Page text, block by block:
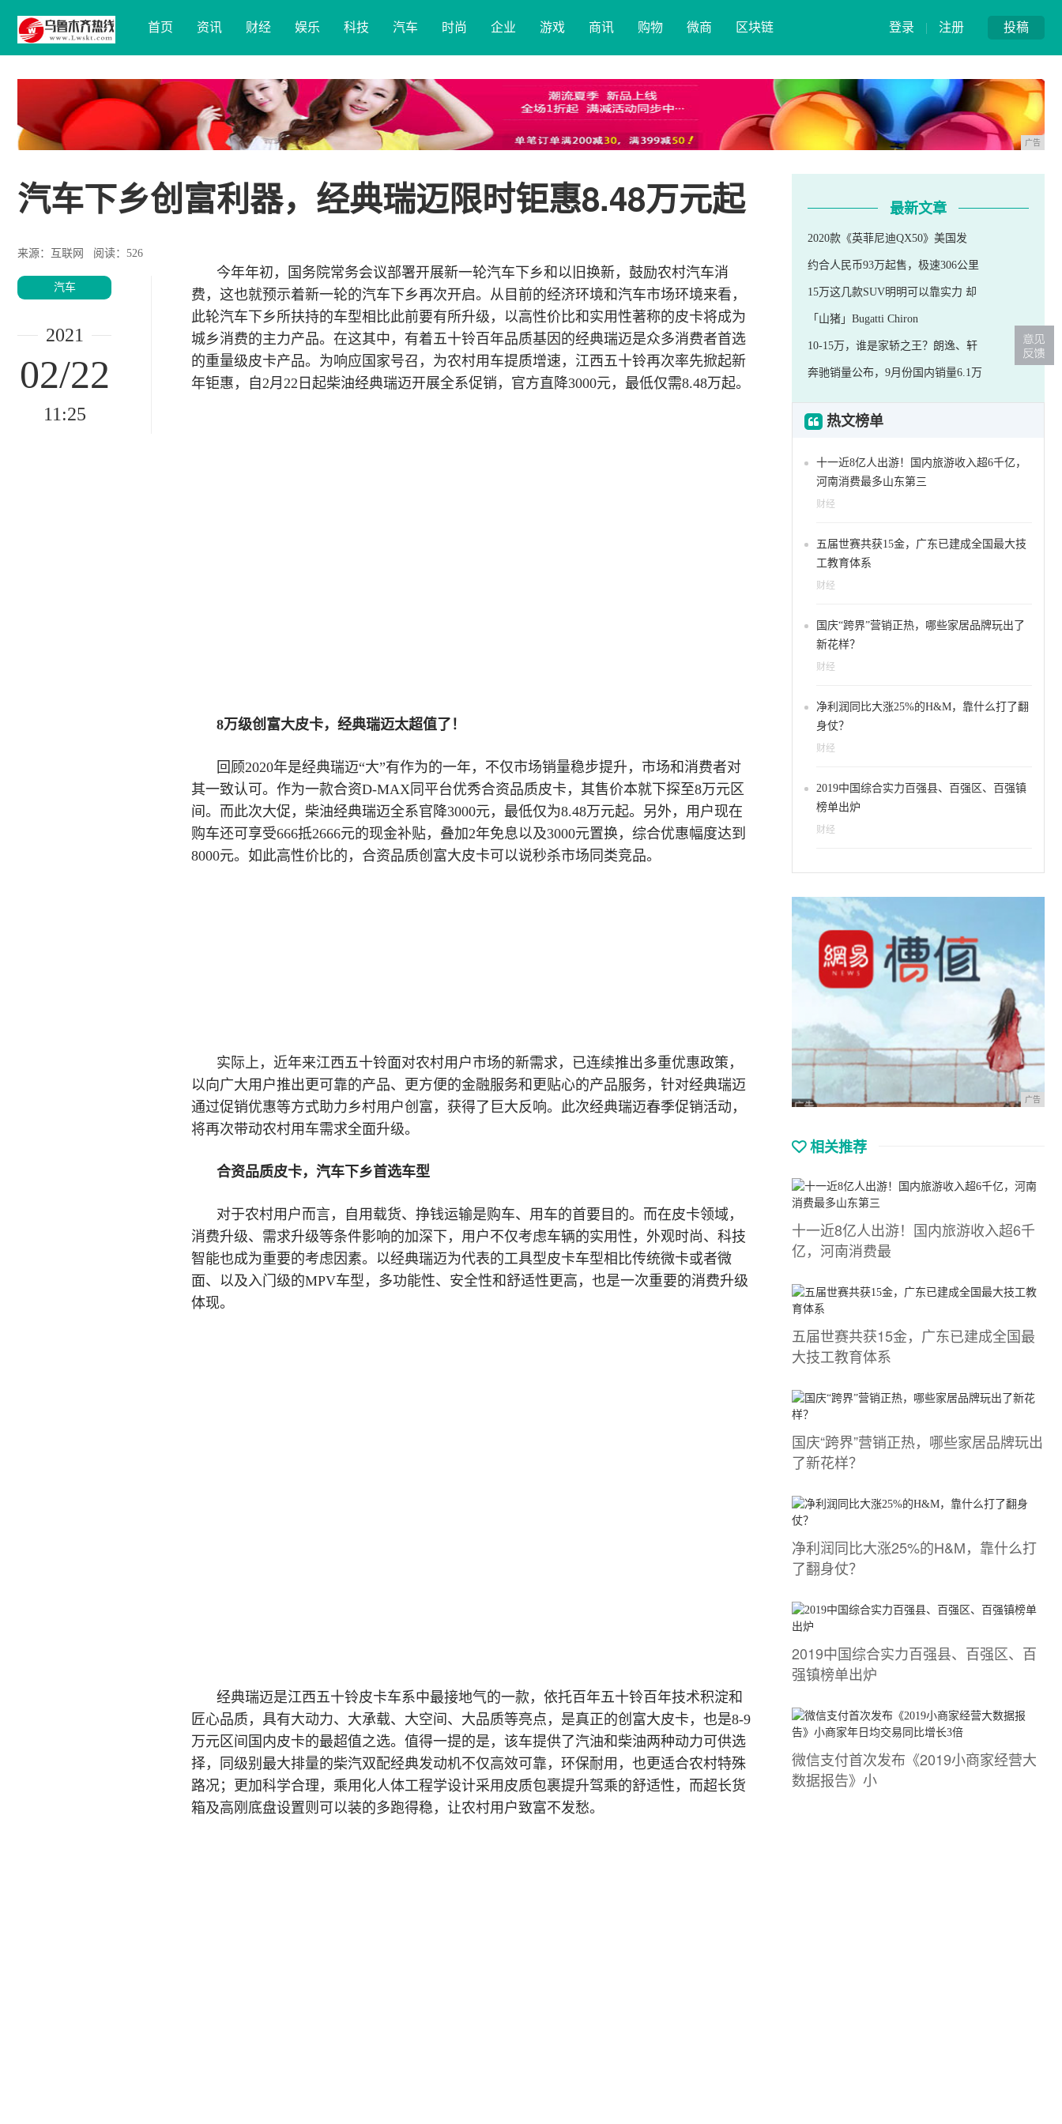
投稿
登录 | 注册
首页 资讯 财经 娱乐 科技 汽车 时尚 企业 游戏 商讯 购物 微商 区块链
广告
汽车下乡创富利器，经典瑞迈限时钜惠8.48万元起
来源：互联网 阅读：526
汽车
2021
02/22
11:25
今年年初，国务院常务会议部署开展新一轮汽车下乡和以旧换新，鼓励农村汽车消
费，这也就预示着新一轮的汽车下乡再次开启。从目前的经济环境和汽车市场环境来看，
此轮汽车下乡所扶持的车型相比此前要有所升级，以高性价比和实用性著称的皮卡将成为
城乡消费的主力产品。在这其中，有着五十铃百年品质基因的经典瑞迈是众多消费者首选
的重量级皮卡产品。为响应国家号召，为农村用车提质增速，江西五十铃再次率先掀起新
年钜惠，自2月22日起柴油经典瑞迈开展全系促销，官方直降3000元，最低仅需8.48万起。
8万级创富大皮卡，经典瑞迈太超值了！
回顾2020年是经典瑞迈“大”有作为的一年，不仅市场销量稳步提升，市场和消费者对
其一致认可。作为一款合资D-MAX同平台优秀合资品质皮卡，其售价本就下探至8万元区
间。而此次大促，柴油经典瑞迈全系官降3000元，最低仅为8.48万元起。另外，用户现在
购车还可享受666抵2666元的现金补贴，叠加2年免息以及3000元置换，综合优惠幅度达到
8000元。如此高性价比的，合资品质创富大皮卡可以说秒杀市场同类竞品。
实际上，近年来江西五十铃面对农村用户市场的新需求，已连续推出多重优惠政策，
以向广大用户推出更可靠的产品、更方便的金融服务和更贴心的产品服务，针对经典瑞迈
通过促销优惠等方式助力乡村用户创富，获得了巨大反响。此次经典瑞迈春季促销活动，
将再次带动农村用车需求全面升级。
合资品质皮卡，汽车下乡首选车型
对于农村用户而言，自用载货、挣钱运输是购车、用车的首要目的。而在皮卡领域，
消费升级、需求升级等条件影响的加深下，用户不仅考虑车辆的实用性，外观时尚、科技
智能也成为重要的考虑因素。以经典瑞迈为代表的工具型皮卡车型相比传统微卡或者微
面、以及入门级的MPV车型，多功能性、安全性和舒适性更高，也是一次重要的消费升级
体现。
经典瑞迈是江西五十铃皮卡车系中最接地气的一款，依托百年五十铃百年技术积淀和
匠心品质，具有大动力、大承载、大空间、大品质等亮点，是真正的创富大皮卡，也是8-9
万元区间国内皮卡的最超值之选。值得一提的是，该车提供了汽油和柴油两种动力可供选
择，同级别最大排量的柴汽双配经典发动机不仅高效可靠，环保耐用，也更适合农村特殊
路况；更加科学合理，乘用化人体工程学设计采用皮质包裹提升驾乘的舒适性，而超长货
箱及高刚底盘设置则可以装的多跑得稳，让农村用户致富不发愁。
最新文章
2020款《英菲尼迪QX50》美国发
约合人民币93万起售，极速306公里
15万这几款SUV明明可以靠实力 却
「山猪」Bugatti Chiron
10-15万，谁是家轿之王？朗逸、轩
奔驰销量公布，9月份国内销量6.1万
热文榜单
十一近8亿人出游！国内旅游收入超6千亿，
河南消费最多山东第三
财经
五届世赛共获15金，广东已建成全国最大技
工教育体系
财经
国庆“跨界”营销正热，哪些家居品牌玩出了
新花样？
财经
净利润同比大涨25%的H&M，靠什么打了翻
身仗？
财经
2019中国综合实力百强县、百强区、百强镇
榜单出炉
财经
广告
相关推荐
十一近8亿人出游！国内旅游收入超6千
亿，河南消费最
五届世赛共获15金，广东已建成全国最
大技工教育体系
国庆“跨界”营销正热，哪些家居品牌玩出
了新花样？
净利润同比大涨25%的H&M，靠什么打
了翻身仗？
2019中国综合实力百强县、百强区、百
强镇榜单出炉
微信支付首次发布《2019小商家经营大
数据报告》小